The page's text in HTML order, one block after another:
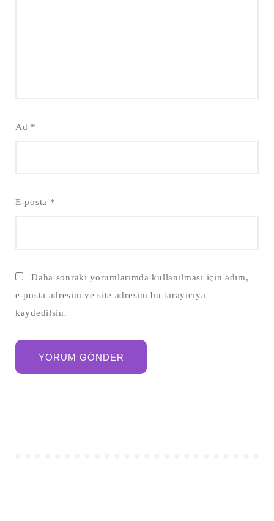
Ad *
E-posta *
Daha sonraki yorumlarımda kullanılması için adım,
e-posta adresim ve site adresim bu tarayıcıya
kaydedilsin.